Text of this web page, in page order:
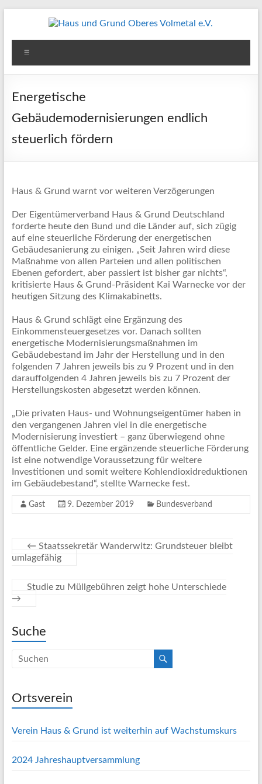
Haus
und
Grund
Oberes
Volmetal
Energetische
Gebäudemodernisierungen endlich
steuerlich fördern
Haus & Grund warnt vor weiteren Verzögerungen
Der Eigentümerverband Haus & Grund Deutschland
forderte heute den Bund und die Länder auf, sich zügig
auf eine steuerliche Förderung der energetischen
Gebäudesanierung zu einigen. „Seit Jahren wird diese
Maßnahme von allen Parteien und allen politischen
Ebenen gefordert, aber passiert ist bisher gar nichts“,
kritisierte Haus & Grund-Präsident Kai Warnecke vor der
heutigen Sitzung des Klimakabinetts.
Haus & Grund schlägt eine Ergänzung des
Einkommensteuergesetzes vor. Danach sollten
energetische Modernisierungsmaßnahmen im
Gebäudebestand im Jahr der Herstellung und in den
folgenden 7 Jahren jeweils bis zu 9 Prozent und in den
darauffolgenden 4 Jahren jeweils bis zu 7 Prozent der
Herstellungskosten abgesetzt werden können.
„Die privaten Haus- und Wohnungseigentümer haben in
den vergangenen Jahren viel in die energetische
Modernisierung investiert – ganz überwiegend ohne
öffentliche Gelder. Eine ergänzende steuerliche Förderung
ist eine notwendige Voraussetzung für weitere
Investitionen und somit weitere Kohlendioxidreduktionen
im Gebäudebestand“, stellte Warnecke fest.
Gast 9. Dezember 2019 Bundesverband
← Staatssekretär Wanderwitz: Grundsteuer bleibt
umlagefähig
Studie zu Müllgebühren zeigt hohe Unterschiede
→
Suche
Ortsverein
Verein Haus & Grund ist weiterhin auf Wachstumskurs
2024 Jahreshauptversammlung